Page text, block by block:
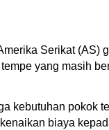
Serikat (AS)
yang masih
kebutuhan pokok
biaya